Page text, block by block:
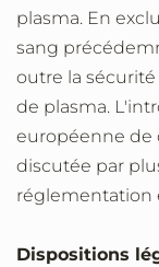
plasma. En
sang
outre la
de plasma.
européenne de
discutée par
réglementation
Dispositions